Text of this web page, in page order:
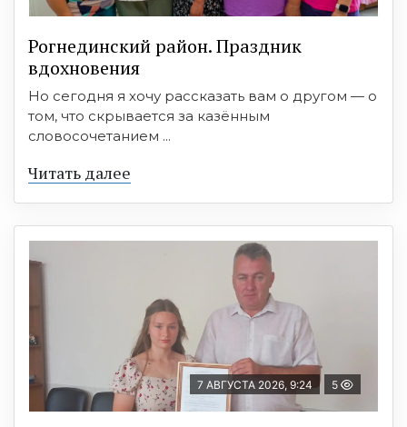
Рогнединский район. Праздник
вдохновения
Но сегодня я хочу рассказать вам о другом — о
том, что скрывается за казённым
словосочетанием ...
Читать далее
7 АВГУСТА 2026, 9:24 5